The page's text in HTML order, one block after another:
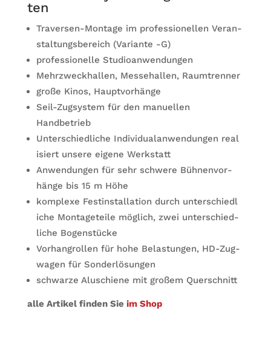
ten
Tra­ver­sen-Mon­tage im pro­fes­sio­nel­len Ver­an­
stal­tungs­be­reich (Vari­ante -G)
pro­fes­sio­nelle Studioanwendungen
Mehr­zweck­hal­len, Mes­se­hal­len, Raumtrenner
große Kinos, Hauptvorhänge
Seil-Zug­sys­tem für den manu­el­len
Handbetrieb
Unter­schied­li­che Indi­vi­du­al­an­wen­dun­gen rea­l
i­siert unsere eigene Werkstatt
Anwen­dun­gen für sehr schwere Büh­nen­vor­
hänge bis 15 m Höhe
kom­plexe Fest­in­stal­la­tion durch unter­schied­l
i­che Mon­ta­ge­teile mög­lich, zwei unter­schied­
li­che Bogenstücke
Vor­hang­rol­len für hohe Belas­tun­gen, HD-Zug­
wa­gen für Sonderlösungen
schwarze Alu­schiene mit gro­ßem Querschnitt
alle Arti­kel fin­den Sie im Shop